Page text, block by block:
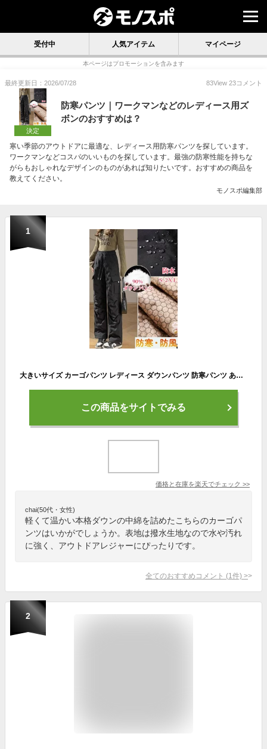
受付中 人気アイテム マイページ
本ページはプロモーションを含みます
最終更新日：2026/07/28 83View 23コメント
決定
防寒パンツ｜ワークマンなどのレディース用ズ
ボンのおすすめは？
寒い季節のアウトドアに最適な、レディース用防寒パンツを探しています。
ワークマンなどコスパのいいものを探しています。最強の防寒性能を持ちな
がらもおしゃれなデザインのものがあれば知りたいです。おすすめの商品を
教えてください。
モノスポ編集部
1
大きいサイズ カーゴパンツ レディース ダウンパンツ 防寒パンツ あったか ミリタリーパンツ ハイウエスト 長ズボン ゆったり 着痩せ美脚 カジュアル きれいめ ボトムスおしゃれ 冬 ダウン90% 厚め 防風 撥水 軽い アウトドアファッション
この商品をサイトでみる
価格と在庫を楽天でチェック >>
chai(50代・女性)
軽くて温かい本格ダウンの中綿を詰めたこちらのカーゴパ
ンツはいかがでしょうか。表地は撥水生地なので水や汚れ
に強く、アウトドアレジャーにぴったりです。
全てのおすすめコメント (1 件) >
2